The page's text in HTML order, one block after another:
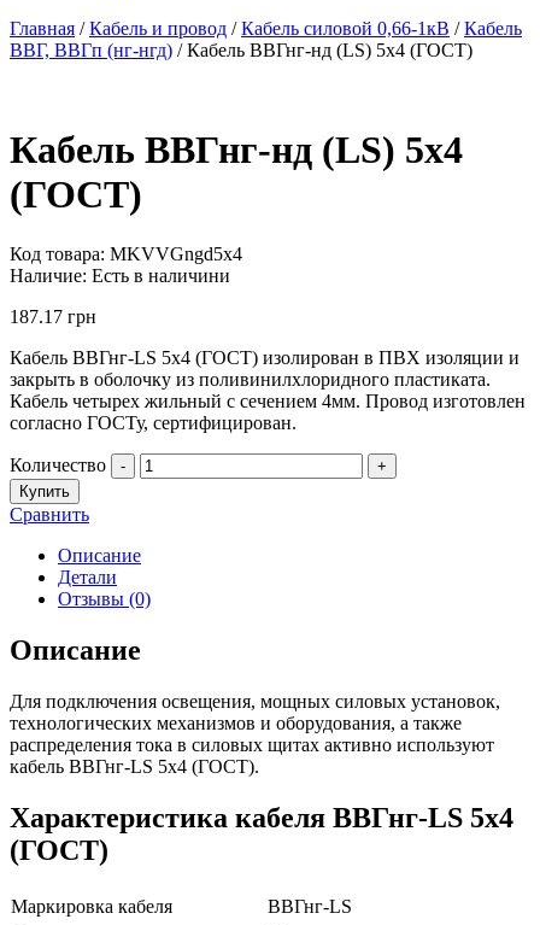
Главная /Кабель и провод /Кабель силовой 0,66-1кВ /Кабель
ВВГ, ВВГп (нг-нгд) / Кабель ВВГнг-нд (LS) 5х4 (ГОСТ)
Кабель ВВГнг-нд (LS) 5х4
(ГОСТ)
Код товара: MKVVGngd5х4
Наличие: Есть в наличини
187.17 грн
Кабель ВВГнг-LS 5х4 (ГОСТ) изолирован в ПВХ изоляции и
закрыть в оболочку из поливинилхлоридного пластиката.
Кабель четырех жильный с сечением 4мм. Провод изготовлен
согласно ГОСТу, сертифицирован.
Количество -
+
Купить
Сравнить
Описание
Детали
Отзывы (0)
Описание
Для подключения освещения, мощных силовых установок,
технологических механизмов и оборудования, а также
распределения тока в силовых щитах активно используют
кабель ВВГнг-LS 5х4 (ГОСТ).
Характеристика кабеля ВВГнг-LS 5х4
(ГОСТ)
Маркировка кабеля
ВВГнг-LS